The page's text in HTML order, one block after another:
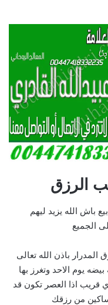
الرزق
باش الله يزيد ليهم
الجميع
المدرار باذن الله تعالى
يوم الاحد وتغرز بها
قريب اذا العصر تكون قد
من رزقك